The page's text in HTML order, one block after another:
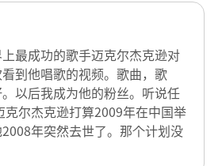
最成功的歌手迈克尔杰克逊对
到他唱歌的视频。歌曲，歌
以后我成为他的粉丝。听说任
克尔杰克逊打算2009年在中国举
年突然去世了。那个计划没